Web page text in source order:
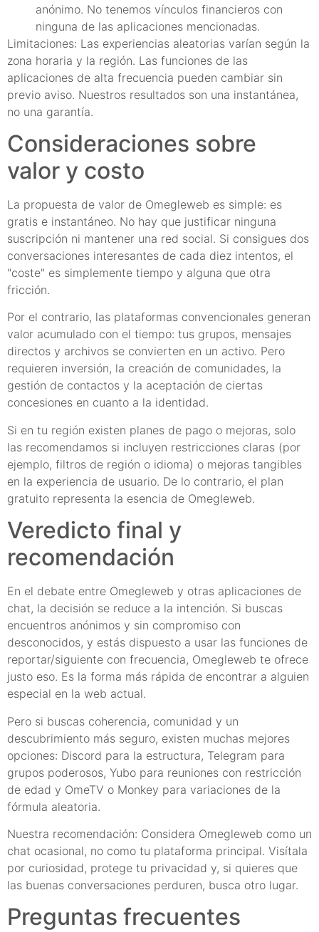
anónimo. No tenemos vínculos financieros con
ninguna de las aplicaciones mencionadas.
Limitaciones: Las experiencias aleatorias varían según la
zona horaria y la región. Las funciones de las
aplicaciones de alta frecuencia pueden cambiar sin
previo aviso. Nuestros resultados son una instantánea,
no una garantía.
Consideraciones sobre
valor y costo
La propuesta de valor de Omegleweb es simple: es
gratis e instantáneo. No hay que justificar ninguna
suscripción ni mantener una red social. Si consigues dos
conversaciones interesantes de cada diez intentos, el
"coste" es simplemente tiempo y alguna que otra
fricción.
Por el contrario, las plataformas convencionales generan
valor acumulado con el tiempo: tus grupos, mensajes
directos y archivos se convierten en un activo. Pero
requieren inversión, la creación de comunidades, la
gestión de contactos y la aceptación de ciertas
concesiones en cuanto a la identidad.
Si en tu región existen planes de pago o mejoras, solo
las recomendamos si incluyen restricciones claras (por
ejemplo, filtros de región o idioma) o mejoras tangibles
en la experiencia de usuario. De lo contrario, el plan
gratuito representa la esencia de Omegleweb.
Veredicto final y
recomendación
En el debate entre Omegleweb y otras aplicaciones de
chat, la decisión se reduce a la intención. Si buscas
encuentros anónimos y sin compromiso con
desconocidos, y estás dispuesto a usar las funciones de
reportar/siguiente con frecuencia, Omegleweb te ofrece
justo eso. Es la forma más rápida de encontrar a alguien
especial en la web actual.
Pero si buscas coherencia, comunidad y un
descubrimiento más seguro, existen muchas mejores
opciones: Discord para la estructura, Telegram para
grupos poderosos, Yubo para reuniones con restricción
de edad y OmeTV o Monkey para variaciones de la
fórmula aleatoria.
Nuestra recomendación: Considera Omegleweb como un
chat ocasional, no como tu plataforma principal. Visítala
por curiosidad, protege tu privacidad y, si quieres que
las buenas conversaciones perduren, busca otro lugar.
Preguntas frecuentes